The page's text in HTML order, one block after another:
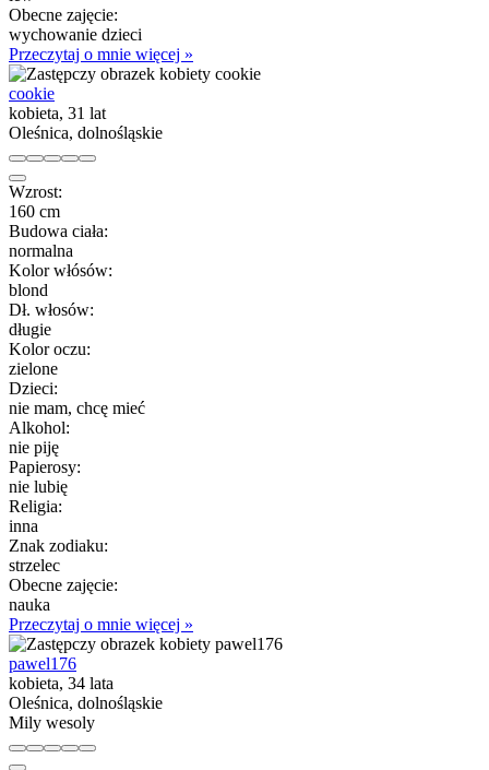
Obecne zajęcie:
wychowanie dzieci
Przeczytaj o mnie więcej »
cookie
kobieta, 31 lat
Oleśnica, dolnośląskie
Wzrost:
160 cm
Budowa ciała:
normalna
Kolor włósów:
blond
Dł. włosów:
długie
Kolor oczu:
zielone
Dzieci:
nie mam, chcę mieć
Alkohol:
nie piję
Papierosy:
nie lubię
Religia:
inna
Znak zodiaku:
strzelec
Obecne zajęcie:
nauka
Przeczytaj o mnie więcej »
pawel176
kobieta, 34 lata
Oleśnica, dolnośląskie
Mily wesoly